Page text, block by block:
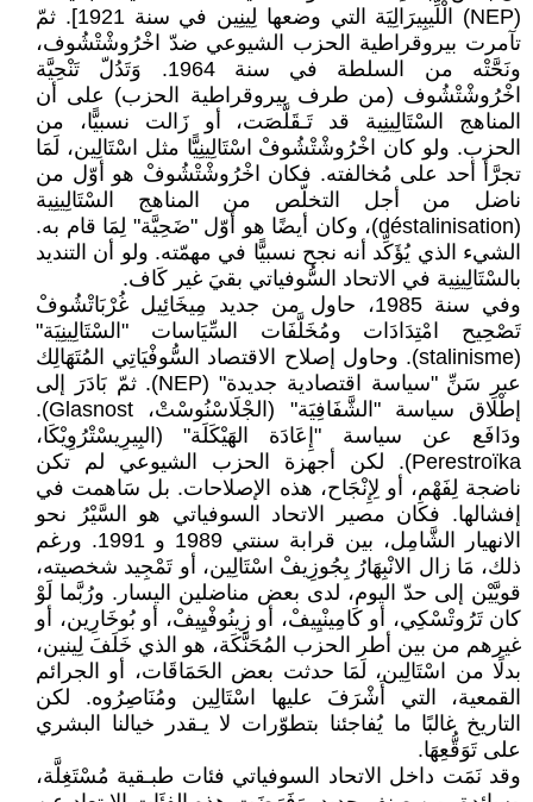
(NEP) الْلِّيبِيرَالِيَة التي وضعها لِينِين في سنة 1921]. ثمّ
تآمرت بيروقراطية الحزب الشيوعي ضدّ اخْرُوشْتْشُوف،
ونَحَّتْه من السلطة في سنة 1964. وَتَدُلّ تَنْحِيَّة
اخْرُوشْتْشُوف (من طرف بيروقراطية الحزب) على أن
المناهج السْتَالِينِية قد تَـقَلَّصَت، أو زَالت نسبيًّا، من
الحزب. ولو كان اخْرُوشْتْشُوفْ اسْتَالِينِيًّا مثل اسْتَالِين، لَمَا
تجرَّأ أحد على مُخالفته. فكان اخْرُوشْتْشُوفْ هو أوّل من
ناضل من أجل التخلّص من المناهج السْتَالِينِية
(déstalinisation)، وكان أيضًا هو أوّل "ضَحِيَّة" لِمَا قام به.
الشيء الذي يُؤَكِّد أنه نجح نسبيًّا في مهمّته. ولو أن التنديد
بالسْتَالِينِية في الاتحاد السُّوفياتي بقيَ غير كَاف.
وفي سنة 1985، حاول من جديد مِيخَائِيل غُرْبَاتْشُوفْ
تَصْحِيح امْتِدَادَات ومُخَلَّفَات السِّيَاسات "السْتَالِينِيَة"
(stalinisme). وحاول إصلاح الاقتصاد السُّوفْيَاتِي المُتَهَالِك
عبر سَنِّ "سياسة اقتصادية جديدة" (NEP). ثمّ بَادَرَ إلى
إطْلَاق سياسة "الشَّفَافِيَة" (الجْلَاسْنُوسْتْ، Glasnost).
ودَافَع عن سياسة "إِعَادَة الهَيْكَلَة" (البِيرِيسْتْرُوِيْكَا،
Perestroïka). لكن أجهزة الحزب الشيوعي لم تكن
ناضجة لِفَهْمِ، أو لِإِنْجَاح، هذه الإصلاحات. بل سَاهمت في
إفشالها. فكان مصير الاتحاد السوفياتي هو السَّيْرُ نحو
الانهيار الشَّامِل، بين قرابة سنتي 1989 و 1991. ورغم
ذلك، مَا زال الانْبِهَارُ بِجُوزِيفْ اسْتَالِين، أو تَمْجِيد شخصيته،
قويَّيْن إلى حدّ اليوم، لدى بعض مناضلين اليسار. ورُبَّما لَوْ
كان تَرُوتْسْكِي، أو كَامِينْيِيفْ، أو زِينُوفْيِيفْ، أو بُوخَارِين، أو
غيرهم من بين أطر الحزب المُحَنَّكَة، هو الذي خَلَفَ لِينين،
بدلًا من اسْتَالِين، لَمَا حدثت بعض الحَمَاقَات، أو الجرائم
القمعية، التي أَشْرَفَ عليها اسْتَالِين ومُنَاصِرُوه. لكن
التاريخ غالبًا ما يُفاجئنا بتطوّرات لا يـقدر خيالنا البشري
على تَوَقُّعِهَا.
وقد نَمَت داخل الاتحاد السوفياتي فئات طبـقية مُسْتَغِلَّة،